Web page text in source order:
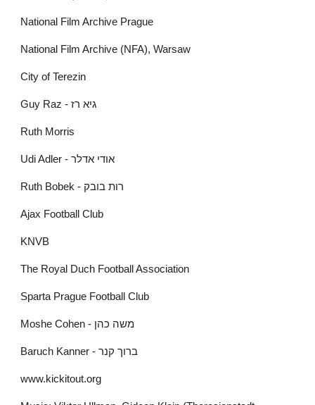
National Film Archive Prague
National Film Archive (NFA), Warsaw
City of Terezin
Guy Raz - גיא רז
Ruth Morris
Udi Adler - אודי אדלר
Ruth Bobek - רות בובק
Ajax Football Club
KNVB
The Royal Duch Football Association
Sparta Prague Football Club
Moshe Cohen - משה כהן
Baruch Kanner - ברוך קנר
www.kickitout.org